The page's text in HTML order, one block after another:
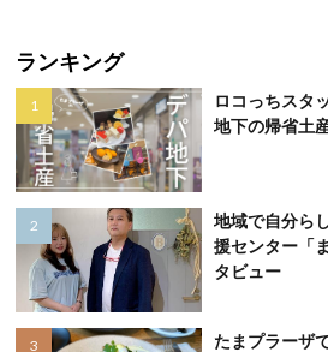
ランキング
ロコっちスタ
地下の帰省土
地域で自分ら
援センター「
タビュー
たまプラーザ